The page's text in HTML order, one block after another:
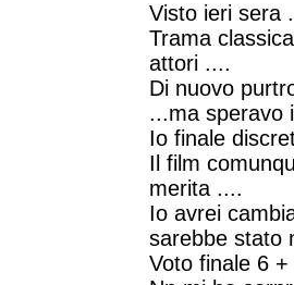
Visto ieri sera
Trama
attori ....
Di nuovo
...ma speravo
Io finale
Il film
merita ....
Io avrei
sarebbe stato
Voto finale 6 +